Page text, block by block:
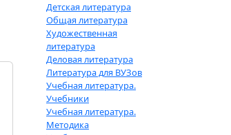
Детская литература
Общая литература
Художественная
литература
Деловая литература
Литература для ВУЗов
Учебная литература.
Учебники
Учебная литература.
Методика